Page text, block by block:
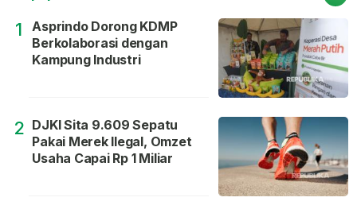
1
Asprindo Dorong KDMP
Berkolaborasi dengan
Kampung Industri
2 DJKI Sita 9.609 Sepatu
Pakai Merek Ilegal, Omzet
Usaha Capai Rp 1 Miliar